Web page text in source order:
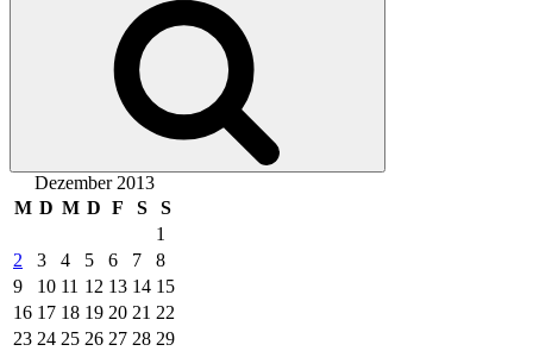
Dezember 2013
M D M D F S
S
1
2
3 4 5 6 7
8
9
10 11 12 13 14 15
16 17 18 19 20 21 22
23 24 25 26 27 28 29